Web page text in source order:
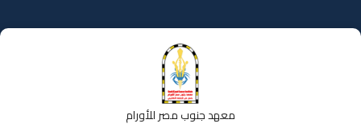
إلى
المحتوى
معهد جنوب مصر للأورام